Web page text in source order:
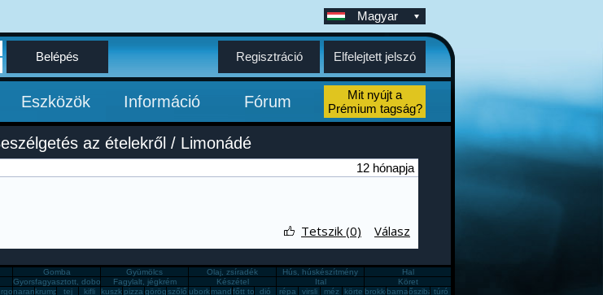
Magyar
Belépés Regisztráció Elfelejtett jelszó
Eszközök Információ Fórum
Mit nyújt a
Prémium tagság?
az ételekről / Limonádé
12 hónapja
Válasz
Tetszik (0)
Gomba Gyümölcs Olaj, zsíradék Hús, húskészítmény
Hal
Gyorsfagyasztott, dobozos, konzerv étel
Fagylalt, jégkrém Készétel Ital
Köret
narancskrumpli tej kifli kuszkuszpizza görögdinnye
szőlő uborkamandarinfőtt tojásdió répa virsli méz körte brokkolibarnarizsőszibarack
túró